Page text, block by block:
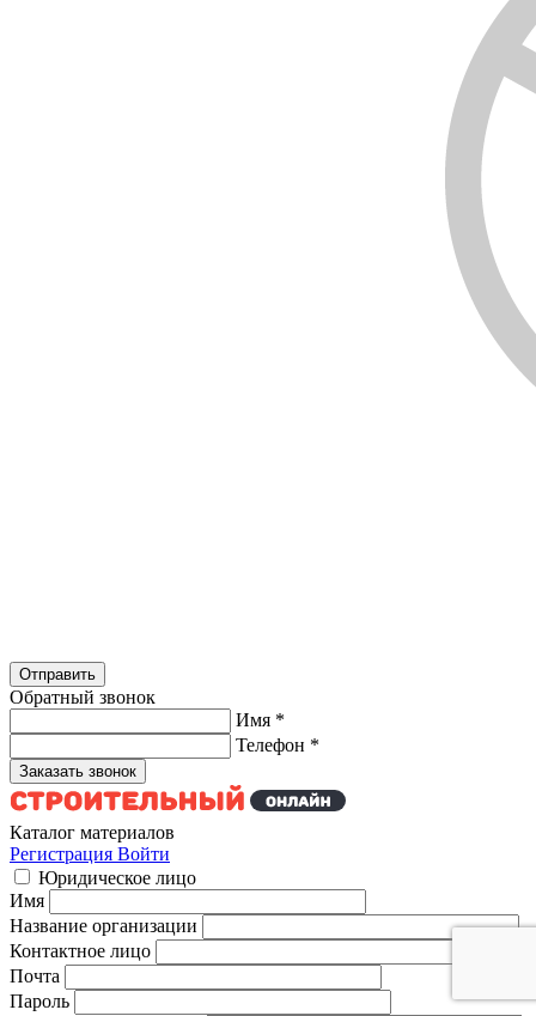
Обратный звонок
Имя *
Телефон *
Каталог материалов
Регистрация Войти
Юридическое лицо
Имя
Название организации
Контактное лицо
Почта
Пароль